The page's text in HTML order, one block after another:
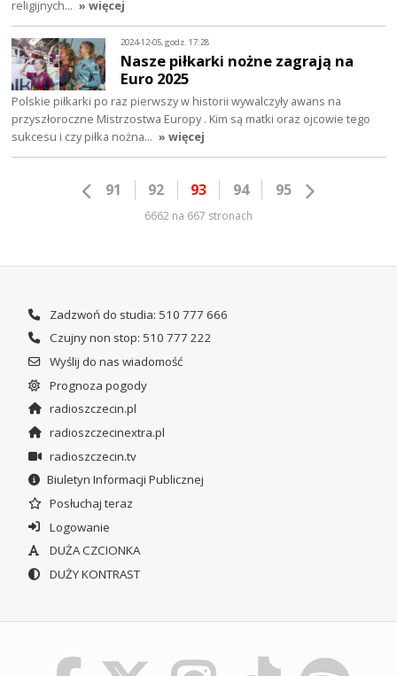
religijnych… » więcej
2024-12-05, godz. 17:28
Nasze piłkarki nożne zagrają na
Euro 2025
Polskie piłkarki po raz pierwszy w historii wywalczyły awans na
przyszłoroczne Mistrzostwa Europy . Kim są matki oraz ojcowie tego
sukcesu i czy piłka nożna… » więcej
91 92 93 94 95
6662 na 667 stronach
Zadzwoń do studia: 510 777 666
Czujny non stop: 510 777 222
Wyślij do nas wiadomość
Prognoza pogody
radioszczecin.pl
radioszczecinextra.pl
radioszczecin.tv
Biuletyn Informacji Publicznej
Posłuchaj teraz
Logowanie
DUŻA CZCIONKA
DUŻY KONTRAST